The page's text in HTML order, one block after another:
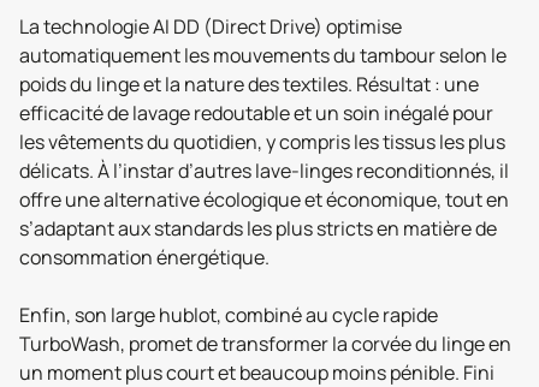
La technologie AI DD (Direct Drive) optimise
automatiquement les mouvements du tambour selon le
poids du linge et la nature des textiles. Résultat : une
efficacité de lavage redoutable et un soin inégalé pour
les vêtements du quotidien, y compris les tissus les plus
délicats. À l’instar d’autres lave-linges reconditionnés, il
offre une alternative écologique et économique, tout en
s’adaptant aux standards les plus stricts en matière de
consommation énergétique.
Enfin, son large hublot, combiné au cycle rapide
TurboWash, promet de transformer la corvée du linge en
un moment plus court et beaucoup moins pénible. Fini